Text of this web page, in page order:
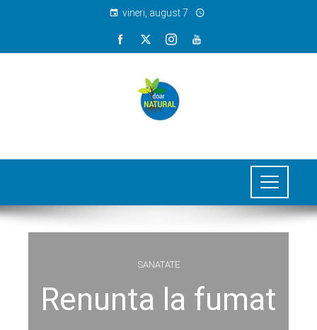
vineri, august 7
SANATATE
Renunta la fumat